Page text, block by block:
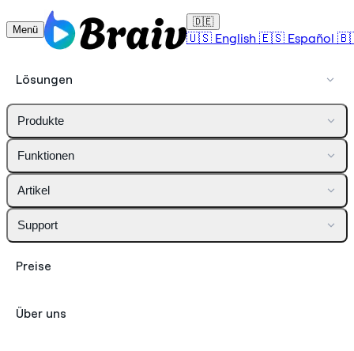
Menü
🇩🇪
🇺🇸 English 🇪🇸 Español
Lösungen
Produkte
Funktionen
Artikel
Support
Preise
Über uns